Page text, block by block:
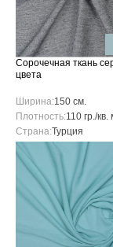
Сорочечная ткань
цвета
Ширина:150 см.
Плотность:110 гр./кв.
Страна:Турция